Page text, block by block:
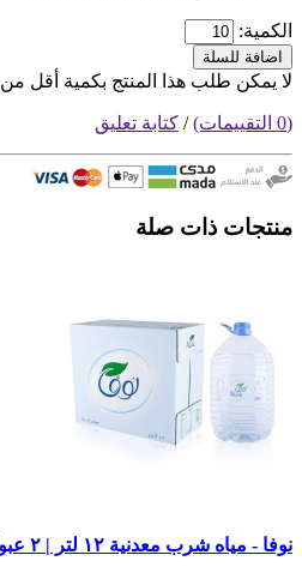
الكمية:
اضافة للسلة
لا يمكن طلب هذا المنتج بكمية أقل من 10
(0 التقييمات) / كتابة تعليق
منتجات ذات صلة
نوفا - مياه شرب معدنية ١٢ لتر | ٢ عبوات |